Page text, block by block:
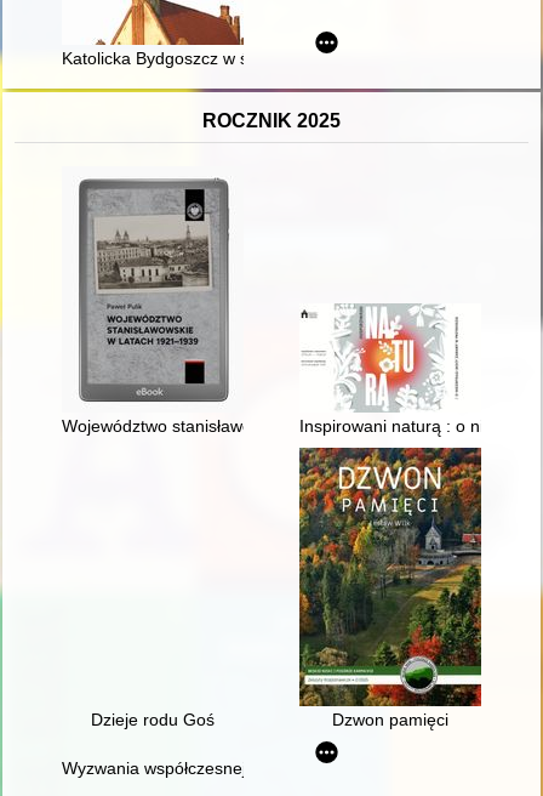
Katolicka Bydgoszcz w świetle "Dziennika Bydgoskiego" w
ROCZNIK 2025
Województwo stanisławowskie w latach 1921-1939
Inspirowani naturą : o
Dzieje rodu Goś Dzwon pamięci
Wyzwania współczesnej biografistyki historycznej w